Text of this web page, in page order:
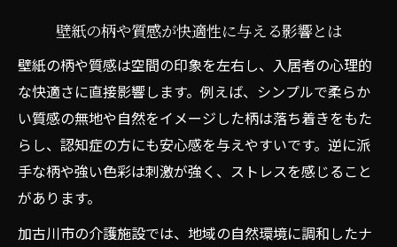
壁紙の柄や質感が快適性に与える影響とは
壁紙の柄や質感は空間の印象を左右し、入居者の心理的
な快適さに直接影響します。例えば、シンプルで柔らか
い質感の無地や自然をイメージした柄は落ち着きをもた
らし、認知症の方にも安心感を与えやすいです。逆に派
手な柄や強い色彩は刺激が強く、ストレスを感じること
があります。
加古川市の介護施設では、地域の自然環境に調和したナ